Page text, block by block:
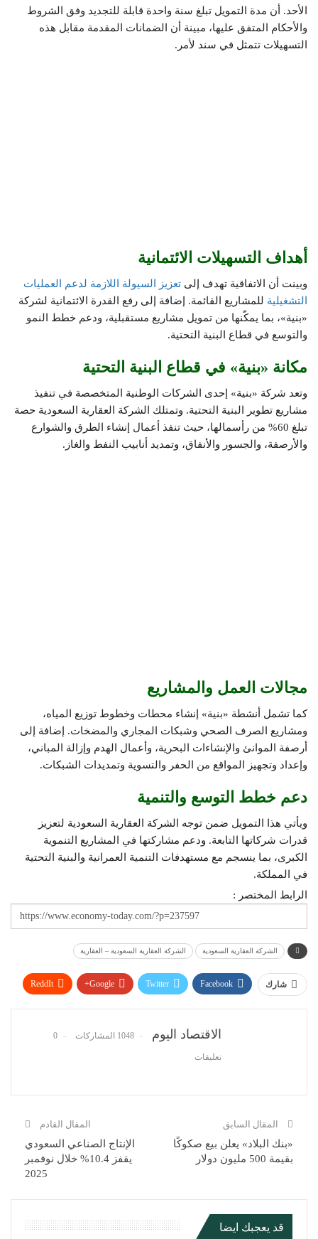
الأحد. أن مدة التمويل تبلغ سنة واحدة قابلة للتجديد وفق الشروط
والأحكام المتفق عليها، مبينة أن الضمانات المقدمة مقابل هذه
التسهيلات تتمثل في سند لأمر.
أهداف التسهيلات الائتمانية
وبينت أن الاتفاقية تهدف إلى تعزيز السيولة اللازمة لدعم العمليات
التشغيلية للمشاريع القائمة. إضافة إلى رفع القدرة الائتمانية لشركة
«بنية»، بما يمكّنها من تمويل مشاريع مستقبلية، ودعم خطط النمو
والتوسع في قطاع البنية التحتية.
مكانة «بنية» في قطاع البنية التحتية
وتعد شركة «بنية» إحدى الشركات الوطنية المتخصصة في تنفيذ
مشاريع تطوير البنية التحتية. وتمتلك الشركة العقارية السعودية حصة
تبلغ 60% من رأسمالها، حيث تنفذ أعمال إنشاء الطرق والشوارع
والأرصفة، والجسور والأنفاق، وتمديد أنابيب النفط والغاز.
مجالات العمل والمشاريع
كما تشمل أنشطة «بنية» إنشاء محطات وخطوط توزيع المياه،
ومشاريع الصرف الصحي وشبكات المجاري والمضخات. إضافة إلى
أرصفة الموانئ والإنشاءات البحرية، وأعمال الهدم وإزالة المباني،
وإعداد وتجهيز المواقع من الحفر والتسوية وتمديدات الشبكات.
دعم خطط التوسع والتنمية
ويأتي هذا التمويل ضمن توجه الشركة العقارية السعودية لتعزيز
قدرات شركاتها التابعة. ودعم مشاركتها في المشاريع التنموية
الكبرى، بما ينسجم مع مستهدفات التنمية العمرانية والبنية التحتية
في المملكة.
الرابط المختصر :
الشركة العقارية السعودية الشركة العقارية السعودية – العقارية
شارك Facebook
Twitter
Google+
ReddIt
الاقتصاد اليوم 1048 المشاركات 0
تعليقات
المقال السابق
«بنك البلاد» يعلن بيع صكوكًا
بقيمة 500 مليون دولار
المقال القادم
الإنتاج الصناعي السعودي
يقفز 10.4% خلال نوفمبر
2025
قد يعجبك ايضا